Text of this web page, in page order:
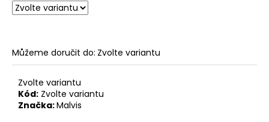
Můžeme doručit do: Zvolte variantu
Zvolte variantu
Kód: Zvolte variantu
Značka:Malvis
D
o
r
u
č
u